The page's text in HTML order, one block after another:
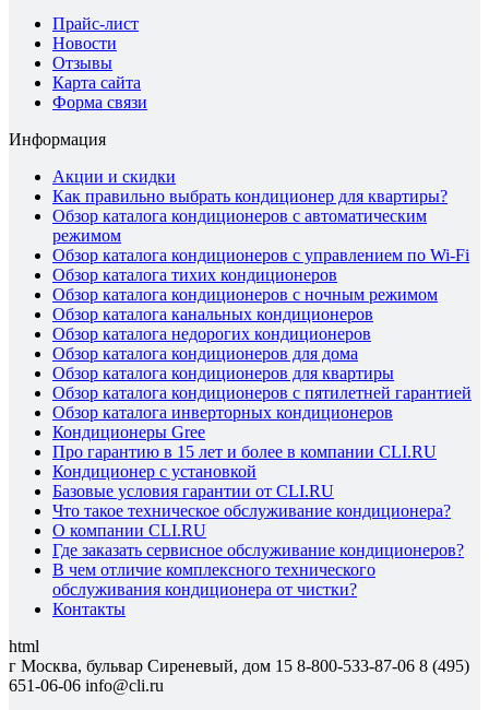
Прайс-лист
Новости
Отзывы
Карта сайта
Форма связи
Информация
Акции и скидки
Как правильно выбрать кондиционер для квартиры?
Обзор каталога кондиционеров с автоматическим
режимом
Обзор каталога кондиционеров с управлением по Wi-Fi
Обзор каталога тихих кондиционеров
Обзор каталога кондиционеров с ночным режимом
Обзор каталога канальных кондиционеров
Обзор каталога недорогих кондиционеров
Обзор каталога кондиционеров для дома
Обзор каталога кондиционеров для квартиры
Обзор каталога кондиционеров с пятилетней гарантией
Обзор каталога инверторных кондиционеров
Кондиционеры Gree
Про гарантию в 15 лет и более в компании CLI.RU
Кондиционер с установкой
Базовые условия гарантии от CLI.RU
Что такое техническое обслуживание кондиционера?
О компании CLI.RU
Где заказать сервисное обслуживание кондиционеров?
В чем отличие комплексного технического
обслуживания кондиционера от чистки?
Контакты
html
г Москва, бульвар Сиреневый, дом 15 8-800-533-87-06 8 (495)
651-06-06 info@cli.ru